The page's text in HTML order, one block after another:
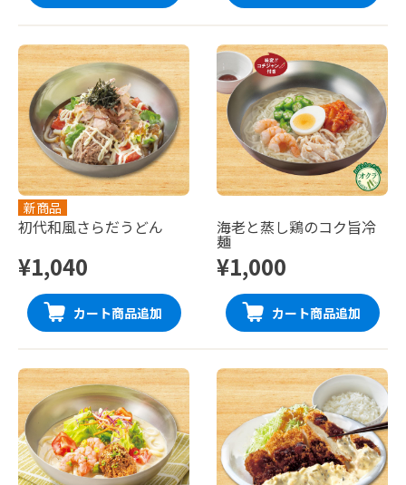
新商品
初代和風さらだうどん
¥1,040
カート商品追加
海老と蒸し鶏のコク旨冷
麺
¥1,000
カート商品追加